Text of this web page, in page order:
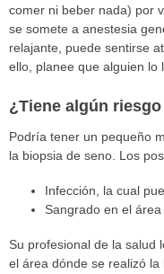
comer ni beber nada) por
se somete a anestesia
relajante, puede sentirse
ello, planee que alguien lo
¿Tiene algún
Podría tener un pequeño
la biopsia de seno. Los
Infección, la cual
Sangrado en el
Su profesional de la salud
el área dónde se realizó